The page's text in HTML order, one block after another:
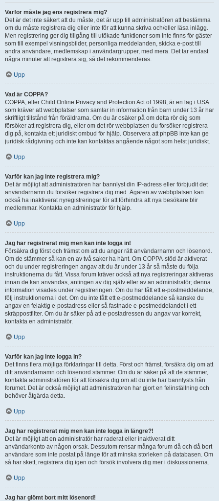
Varför måste jag ens registrera mig?
Det är det inte säkert att du måste, det är upp till administratören att bestämma
om du måste registrera dig eller inte för att kunna skriva och/eller läsa inlägg.
Men registrering ger dig tillgång till utökade funktioner som inte finns för gäster
som till exempel visningsbilder, personliga meddelanden, skicka e-post till
andra användare, medlemskap i användargrupper, med mera. Det tar endast
några minuter att registrera sig, så det rekommenderas.
Upp
Vad är COPPA?
COPPA, eller Child Online Privacy and Protection Act of 1998, är en lag i USA
som kräver att webbplatser som samlar in information från barn under 13 år har
skriftligt tillstånd från föräldrarna. Om du är osäker på om detta rör dig som
försöker att registrera dig, eller om det rör webbplatsen du försöker registrera
dig på, kontakta ett juridiskt ombud för hjälp. Observera att phpBB inte kan ge
juridisk rådgivning och inte kan kontaktas angående något som helst juridiskt.
Upp
Varför kan jag inte registrera mig?
Det är möjligt att administratören har bannlyst din IP-adress eller förbjudit det
användarnamn du försöker registrera dig med. Ägaren av webbplatsen kan
också ha inaktiverat nyregistreringar för att förhindra att nya besökare blir
medlemmar. Kontakta en administratör för hjälp.
Upp
Jag har registrerat mig men kan inte logga in!
Försäkra dig först och främst om att du anger rätt användarnamn och lösenord.
Om de stämmer så kan en av två saker ha hänt. Om COPPA-stöd är aktiverat
och du under registreringen angav att du är under 13 år så måste du följa
instruktionerna du fått. Vissa forum kräver också att nya registreringar aktiveras
innan de kan användas, antingen av dig själv eller av an administratör; denna
information visades under registreringen. Om du har fått ett e-postmeddelande,
följ instruktionerna i det. Om du inte fått ett e-postmeddelande så kanske du
angav en felaktig e-postadress eller så fastnade e-postmeddelandet i ett
skräppostfilter. Om du är säker på att e-postadressen du angav var korrekt,
kontakta en administratör.
Upp
Varför kan jag inte logga in?
Det finns flera möjliga förklaringar till detta. Först och främst, försäkra dig om att
ditt användarnamn och lösenord stämmer. Om du är säker på att de stämmer,
kontakta administratören för att försäkra dig om att du inte har bannlysts från
forumet. Det är också möjligt att administratören har gjort en felinställning och
behöver åtgärda detta.
Upp
Jag har registrerat mig men kan inte logga in längre?!
Det är möjligt att en administratör har raderat eller inaktiverat ditt
användarkonto av någon orsak. Dessutom rensar många forum då och då bort
användare som inte postat på länge för att minska storleken på databasen. Om
så har skett, registrera dig igen och försök involvera dig mer i diskussionerna.
Upp
Jag har glömt bort mitt lösenord!